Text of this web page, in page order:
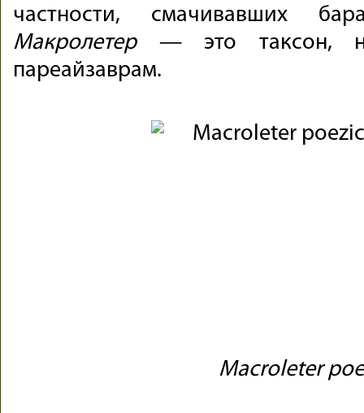
частности, смачивавших
Макролетер— это таксон,
пареайзаврам.
Macroleter